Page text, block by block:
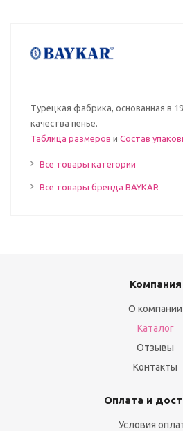
Турецкая фабрика, основанная в
качества пенье.
Таблица размеров и Состав
Все товары категории
Все товары бренда BAYKAR
Компания
О компании
Каталог
Отзывы
Контакты
Оплата и
Условия